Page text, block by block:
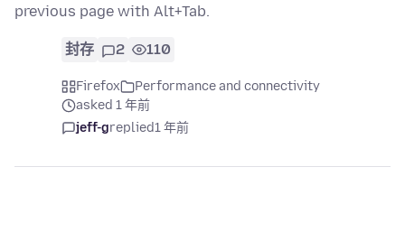
previous page with Alt+Tab.
封存 2 110
Firefox
Performance and connectivity
asked 1 年前
jeff-greplied1 年前